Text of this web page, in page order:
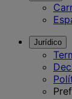
Jurídico